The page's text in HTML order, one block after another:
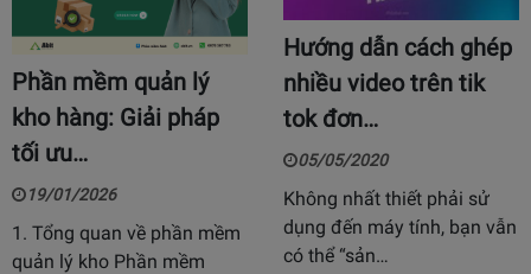
Phần mềm quản lý
kho hàng: Giải pháp
tối ưu…
19/01/2026
1. Tổng quan về phần mềm
quản lý kho Phần mềm
Hướng dẫn cách ghép
nhiều video trên tik
tok đơn…
05/05/2020
Không nhất thiết phải sử
dụng đến máy tính, bạn vẫn
có thể “sản…